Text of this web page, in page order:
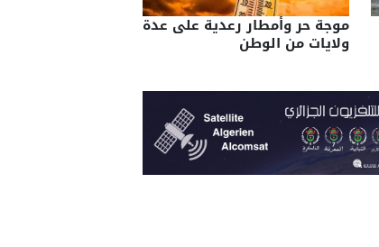
موجة حر وأمطار رعدية على عدة
ولايات من الوطن